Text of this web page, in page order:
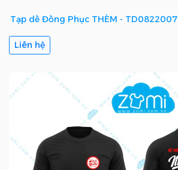
Tạp dề Đồng Phục THÈM - TD0822007
Liên hệ